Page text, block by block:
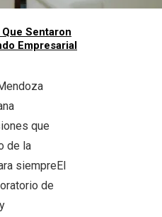
Sentaron
Empresarial
que
de la
siempreEl
de